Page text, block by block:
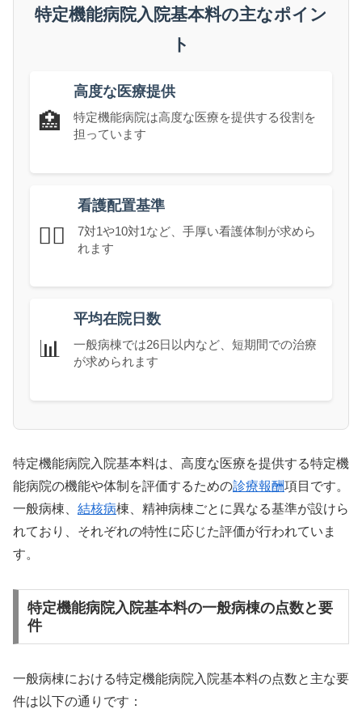
特定機能病院入院基本料の主なポイン
ト
🏥
高度な医療提供
特定機能病院は高度な医療を提供する役割を
担っています
👨‍⚕️
看護配置基準
7対1や10対1など、手厚い看護体制が求めら
れます
📊
平均在院日数
一般病棟では26日以内など、短期間での治療
が求められます
特定機能病院入院基本料は、高度な医療を提供する特定機
能病院の機能や体制を評価するための診療報酬項目です。
一般病棟、 結核病棟、精神病棟ごとに異なる基準が設けら
れており、それぞれの特性に応じた評価が行われていま
す。
特定機能病院入院基本料の一般病棟の点数と要
件
一般病棟における特定機能病院入院基本料の点数と主な要
件は以下の通りです：